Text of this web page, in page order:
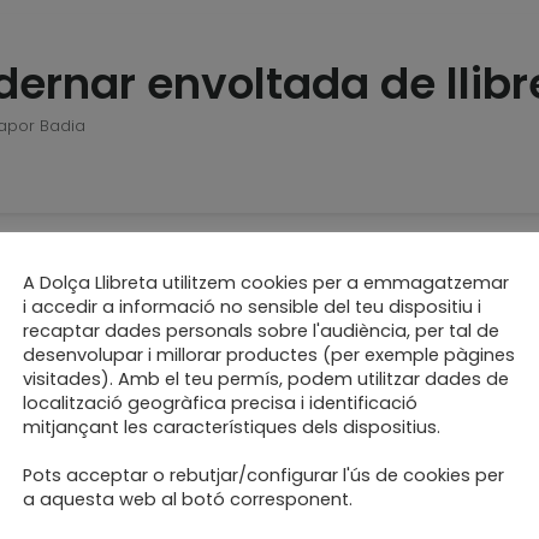
envoltada de
Badia
per fer un Tastet
Badia
A Dolça Llibreta utilitzem cookies per a emmagatzemar
i accedir a informació no sensible del teu dispositiu i
recaptar dades personals sobre l'audiència, per tal de
desenvolupar i millorar productes (per exemple pàgines
visitades). Amb el teu permís, podem utilitzar dades de
localització geogràfica precisa i identificació
mitjançant les característiques dels dispositius.
Pots acceptar o rebutjar/configurar l'ús de cookies per
a aquesta web al botó corresponent.